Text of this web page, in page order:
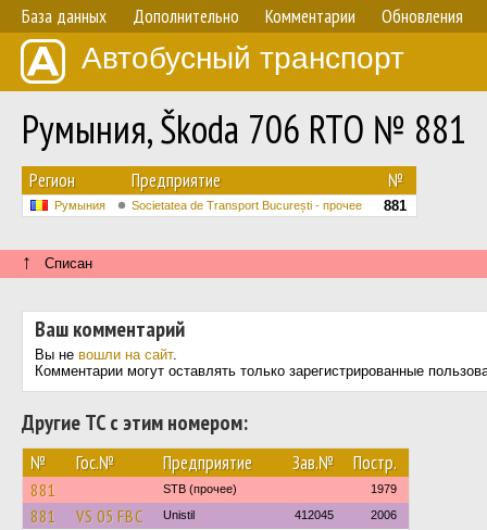
База данных Дополнительно Комментарии Обновления
Автобусный транспорт
Румыния, Škoda 706 RTO № 881
Регион Предприятие №
Румыния Societatea de Transport București - прочее 881
↑ Списан
Ваш комментарий
Вы не вошли на сайт.
Комментарии могут оставлять только зарегистрированные
Другие ТС с этим номером:
№ Гос.№ Предприятие Зав.№ Постр.
881 STB (прочее) 1979
881 VS 05 FBC Unistil 412045 2006